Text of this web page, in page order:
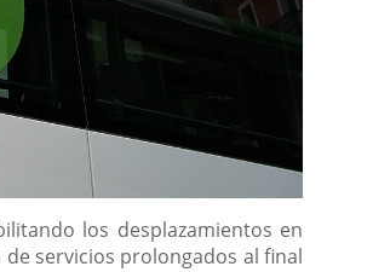
los desplazamientos en
servicios prolongados al final